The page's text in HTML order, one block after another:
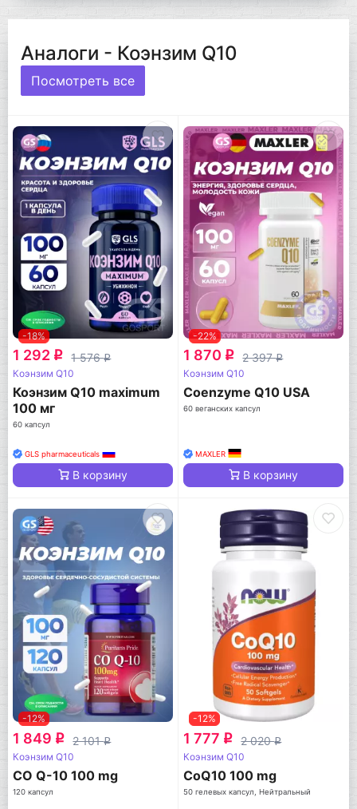
Аналоги - Коэнзим Q10
Посмотреть все
-18%
1 292 q 1 576q
Коэнзим Q10
Коэнзим Q10 maximum
100 мг
60 капсул
GLS pharmaceuticals
В корзину
-22%
1 870 q 2 397q
Коэнзим Q10
Coenzyme Q10 USA
60 веганских капсул
MAXLER
В корзину
-12%
1 849 q 2 101q
Коэнзим Q10
CO Q-10 100 mg
120 капсул
-12%
1 777 q 2 020q
Коэнзим Q10
CoQ10 100 mg
50 гелевых капсул, Нейтральный